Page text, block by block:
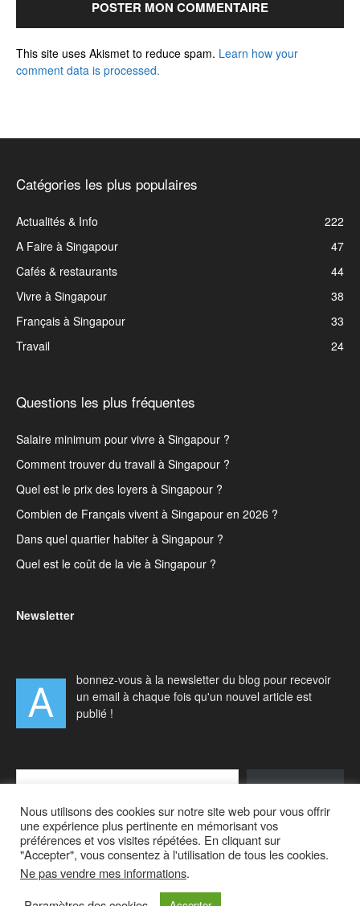
This site uses Akismet to reduce spam. Learn how your
comment data is processed.
Catégories les plus populaires
Actualités & Info
222
A Faire à Singapour
47
Cafés & restaurants
44
Vivre à Singapour
38
Français à Singapour
33
Travail
24
Questions les plus fréquentes
Salaire minimum pour vivre à Singapour ?
Comment trouver du travail à Singapour ?
Quel est le prix des loyers à Singapour ?
Combien de Français vivent à Singapour en 2026 ?
Dans quel quartier habiter à Singapour ?
Quel est le coût de la vie à Singapour ?
Newsletter
A
bonnez-vous à la newsletter du blog pour recevoir
un email à chaque fois qu'un nouvel article est
publié !
Type your email…
S'abonner
Accueil Actualités Vivre à Singapour
Voyager en Asie
A propos
Nous utilisons des cookies sur notre site web pour vous offrir
une expérience plus pertinente en mémorisant vos
préférences et vos visites répétées. En cliquant sur
"Accepter", vous consentez à l'utilisation de tous les cookies.
Ne pas vendre mes informations.